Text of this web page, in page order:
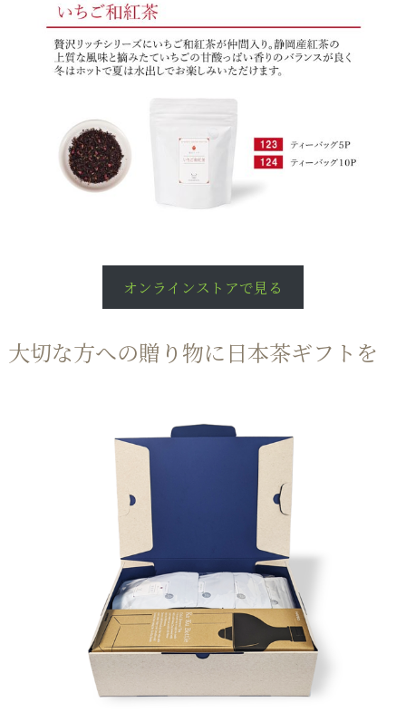
オンラインストアで見る
大切な方への贈り物に日本茶ギフトを